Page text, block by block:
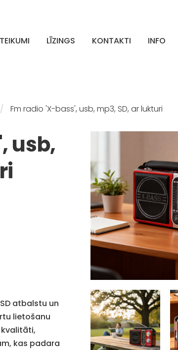
LĪZINGS KONTAKTI INFO
Fm radio 'X-bass', usb, mp3, SD, ar lukturi
usb,
atbalstu un
lietošanu
kas padara